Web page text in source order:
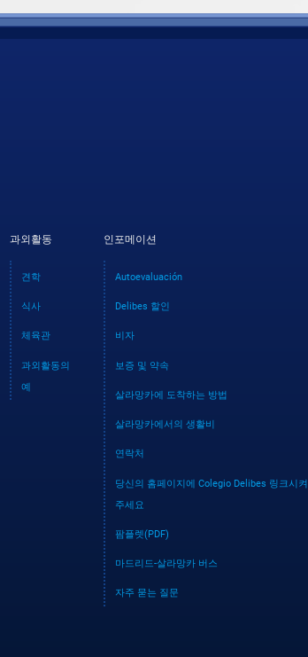
과외활동
견학
식사
체육관
과외활동의
예
인포메이션
Autoevaluación
Delibes 할인
비자
보증 및 약속
살라망카에 도착하는 방법
살라망카에서의 생활비
연락처
당신의 홈페이지에 Colegio Delibes 링크시켜
주세요
팜플렛(PDF)
마드리드-살라망카 버스
자주 묻는 질문